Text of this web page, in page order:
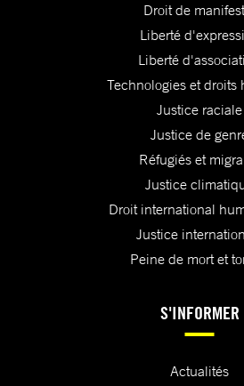
Droit de
Liberté
Liberté
Technologies et droits
Justice raciale
Justice de
Réfugiés et
Justice
Droit international
Justice
Peine de mort et
S'INFORMER
Actualités